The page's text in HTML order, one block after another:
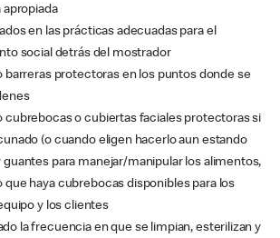
apropiada
en las prácticas adecuadas para el
social detrás del mostrador
barreras protectoras en los puntos donde se
cubrebocas o cubiertas faciales protectoras si
(o cuando eligen hacerlo aun estando
guantes para manejar/manipular los alimentos,
que haya cubrebocas disponibles para los
y los clientes
la frecuencia en que se limpian, esterilizan y